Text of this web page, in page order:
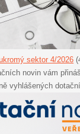
sektor 4/2026
novin vám
vyhlášených